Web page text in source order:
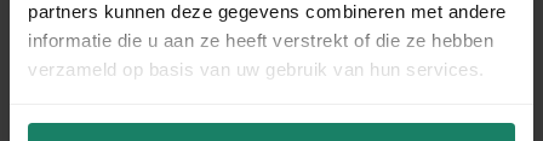
partners kunnen deze gegevens combineren met andere
informatie die u aan ze heeft verstrekt of die ze hebben
verzameld op basis van uw gebruik van hun services.